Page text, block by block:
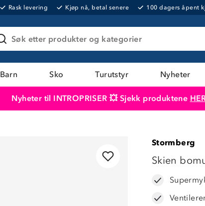
Rask levering Kjøp nå, betal senere 100 dagers åpent
Søk etter produkter og kategorier
Barn Sko Turutstyr Nyheter
Nyheter til INTROPRISER 💥 Sjekk produktene
Stormberg
Skien